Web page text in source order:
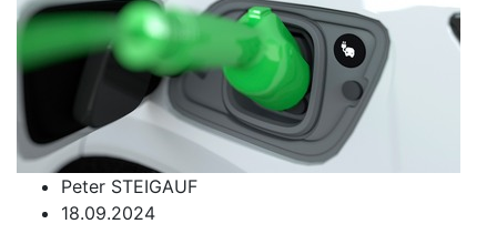
Peter STEIGAUF
18.09.2024